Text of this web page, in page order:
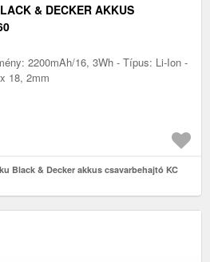
& DECKER AKKUS
2200mAh/16, 3Wh - Típus: Li-Ion -
18, 2mm
Black & Decker akkus csavarbehajtó KC